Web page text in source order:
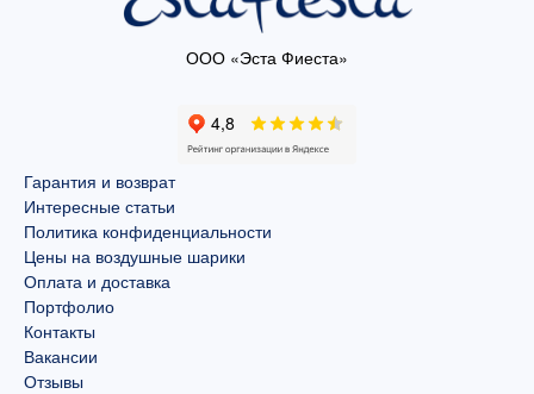
ООО «Эста Фиеста»
Гарантия и возврат
Интересные статьи
Политика конфиденциальности
Цены на воздушные шарики
Оплата и доставка
Портфолио
Контакты
Вакансии
Отзывы